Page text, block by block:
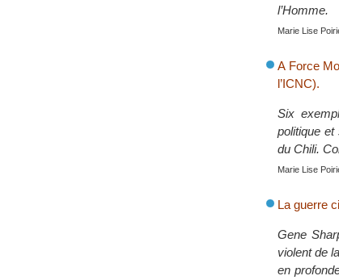
l’Homme.
Marie Lise
A Force
l’ICNC).
Six
politique et
du Chili.
Marie Lise
La guerre
Gene
violent de
en